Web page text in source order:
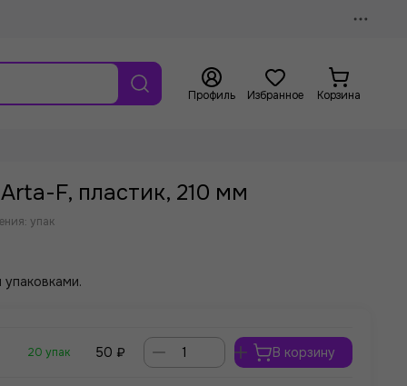
Профиль Избранное Корзина
F, пластик, 210 мм
упак
20 упак 50 ₽ В корзину